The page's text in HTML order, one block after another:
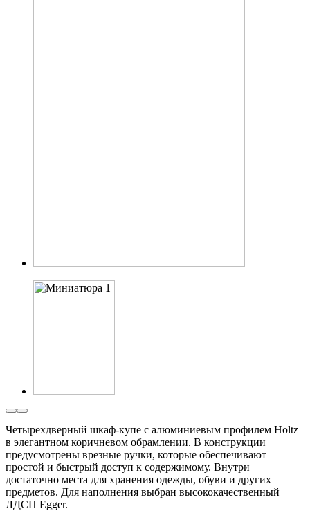
Четырехдверный шкаф-купе с алюминиевым профилем Holtz
в элегантном коричневом обрамлении. В конструкции
предусмотрены врезные ручки, которые обеспечивают
простой и быстрый доступ к содержимому. Внутри
достаточно места для хранения одежды, обуви и других
предметов. Для наполнения выбран высококачественный
ЛДСП Egger.